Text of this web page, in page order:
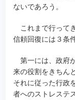
ないであろう。
これまで行って
信頼回復には３条
第一には、政府
来の役割をきちん
それに従った行政
者へのストレステ